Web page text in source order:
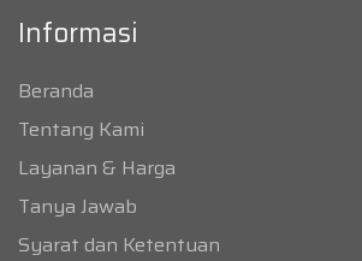
Informasi
Beranda
Tentang Kami
Layanan & Harga
Tanya Jawab
Syarat dan Ketentuan